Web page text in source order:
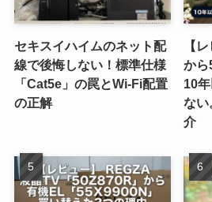
セキスイハイムのネット配
線で後悔しない！標準仕様
「Cat5e」の罠とWi-Fi配置
の正解
【
から
10
ない
介